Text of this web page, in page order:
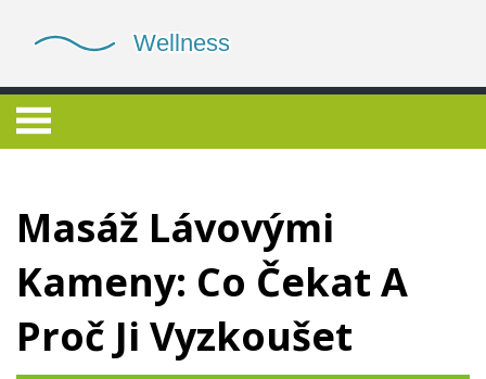
Masáž Lávovými
Kameny: Co Čekat A
Proč Ji Vyzkoušet